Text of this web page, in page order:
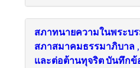
สภาทนายความในพระบ
สภาสมาคมธรรมาภิบาล
และต่อต้านทุจริต บันทึก